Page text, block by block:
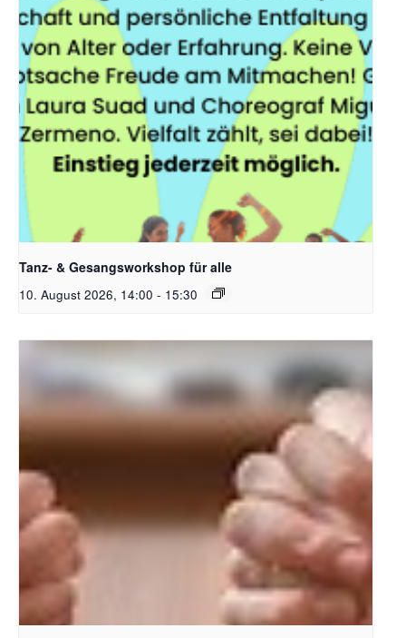
Tanz- & Gesangsworkshop für alle
10. August 2026, 14:00 - 15:30
Bildquelle Pixabay free